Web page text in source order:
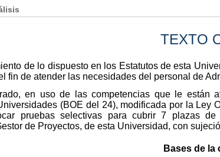
TEXTO
de lo dispuesto en los Estatutos de esta
fin de atender las necesidades del personal de
en uso de las competencias que le
(BOE del 24), modificada por la Ley
pruebas selectivas para cubrir 7 plazas
de Proyectos, de esta Universidad, con
Bases de